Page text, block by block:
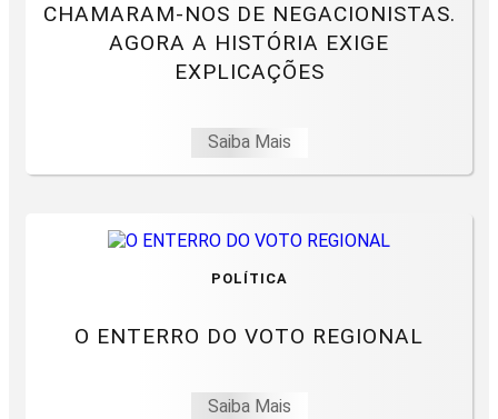
CHAMARAM-NOS DE NEGACIONISTAS.
AGORA A HISTÓRIA EXIGE
EXPLICAÇÕES
Saiba Mais
POLÍTICA
O ENTERRO DO VOTO REGIONAL
Saiba Mais